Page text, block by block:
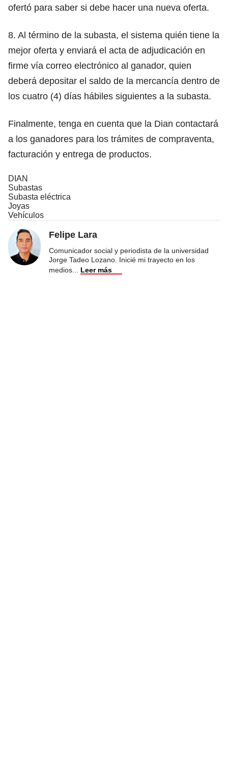
ofertó para saber si debe hacer una nueva oferta.
8. Al término de la subasta, el sistema quién tiene la
mejor oferta y enviará el acta de adjudicación en
firme vía correo electrónico al ganador, quien
deberá depositar el saldo de la mercancía dentro de
los cuatro (4) días hábiles siguientes a la subasta.
Finalmente, tenga en cuenta que la Dian contactará
a los ganadores para los trámites de compraventa,
facturación y entrega de productos.
DIAN
Subastas
Subasta eléctrica
Joyas
Vehículos
Felipe Lara
Comunicador social y periodista de la universidad
Jorge Tadeo Lozano. Inicié mi trayecto en los
medios
Leer más